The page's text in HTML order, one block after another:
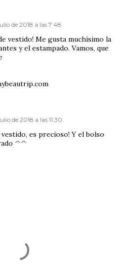
de 2018 a las 7:48
vestido! Me gusta muchísimo la
y el estampado. Vamos, que
de 2018 a las 11:30
es precioso! Y el bolso
^^